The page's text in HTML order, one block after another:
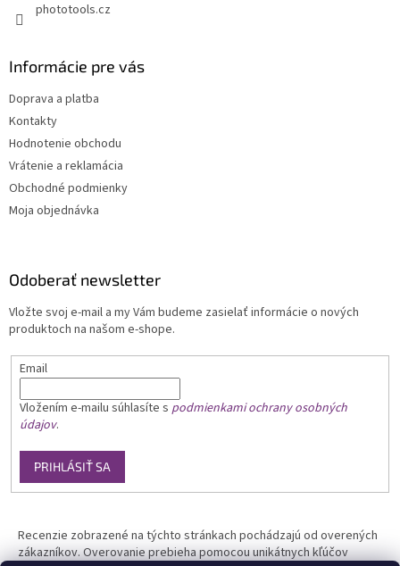
phototools.cz
Informácie pre vás
Doprava a platba
Kontakty
Hodnotenie obchodu
Vrátenie a reklamácia
Obchodné podmienky
Moja objednávka
Odoberať newsletter
Vložte svoj e-mail a my Vám budeme zasielať informácie o nových
produktoch na našom e-shope.
Email
Vložením e-mailu súhlasíte s podmienkami ochrany osobných
údajov.
PRIHLÁSIŤ SA
Recenzie zobrazené na týchto stránkach pochádzajú od overených
zákazníkov. Overovanie prebieha pomocou unikátnych kľúčov